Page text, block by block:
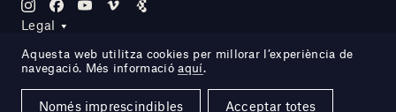
Legal
Site by DOMO—A
Aquesta web utilitza cookies per millorar l’experiència de
navegació. Més informacióaquí.
Només imprescindibles Acceptar totes